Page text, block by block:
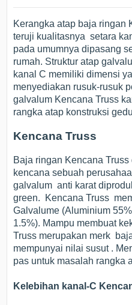
Kerangka atap baja ringan
teruji kualitasnya setara
pada umumnya dipasang
rumah. Struktur atap
kanal C memiliki dimensi
menyediakan rusuk-rusuk
galvalum Kencana Truss
rangka atap konstruksi
Kencana Truss
Baja ringan Kencana
kencana sebuah
galvalum anti karat
green. Kencana Truss
Galvalume (Aluminium
1.5%). Mampu membuat
Truss merupakan merk
mempunyai nilai susut .
pas untuk masalah rangka
Kelebihan kanal-C